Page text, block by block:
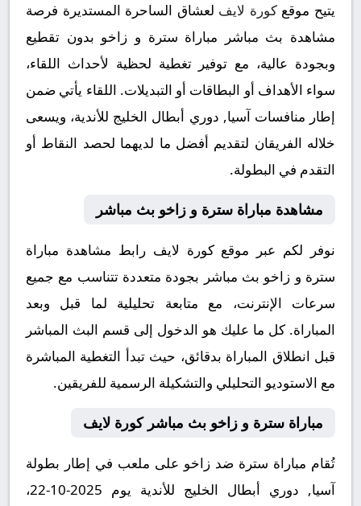
يتيح موقعكورة لايف لعشاق الساحرة المستديرة فرصة
مشاهدة بث مباشر مباراة سترة و زاخو بدون تقطيع
وبجودة عالية، مع توفير تغطية لحظية لأحداث اللقاء،
سواء الأهداف أو البطاقات أو التبديلات. اللقاء يأتي ضمن
إطار منافسات آسيا, دوري أبطال الخليج للأندية، ويسعى
خلاله الفريقان لتقديم أفضل ما لديهما لحصد النقاط أو
التقدم في البطولة.
مشاهدة مباراة سترة و زاخو بث مباشر
نوفر لكم عبر موقع كورة لايف رابط مشاهدة مباراة
سترة و زاخو بث مباشر بجودة متعددة تتناسب مع جميع
سرعات الإنترنت، مع متابعة تحليلية لما قبل وبعد
المباراة. كل ما عليك هو الدخول إلى قسم البث المباشر
قبل انطلاق المباراة بدقائق، حيث تبدأ التغطية المباشرة
مع الاستوديو التحليلي والتشكيلة الرسمية للفريقين.
مباراة سترة و زاخو بث مباشر كورة لايف
تُقام مباراة سترة ضد زاخو على ملعب في إطار بطولة
آسيا, دوري أبطال الخليج للأندية يوم 2025-10-22،